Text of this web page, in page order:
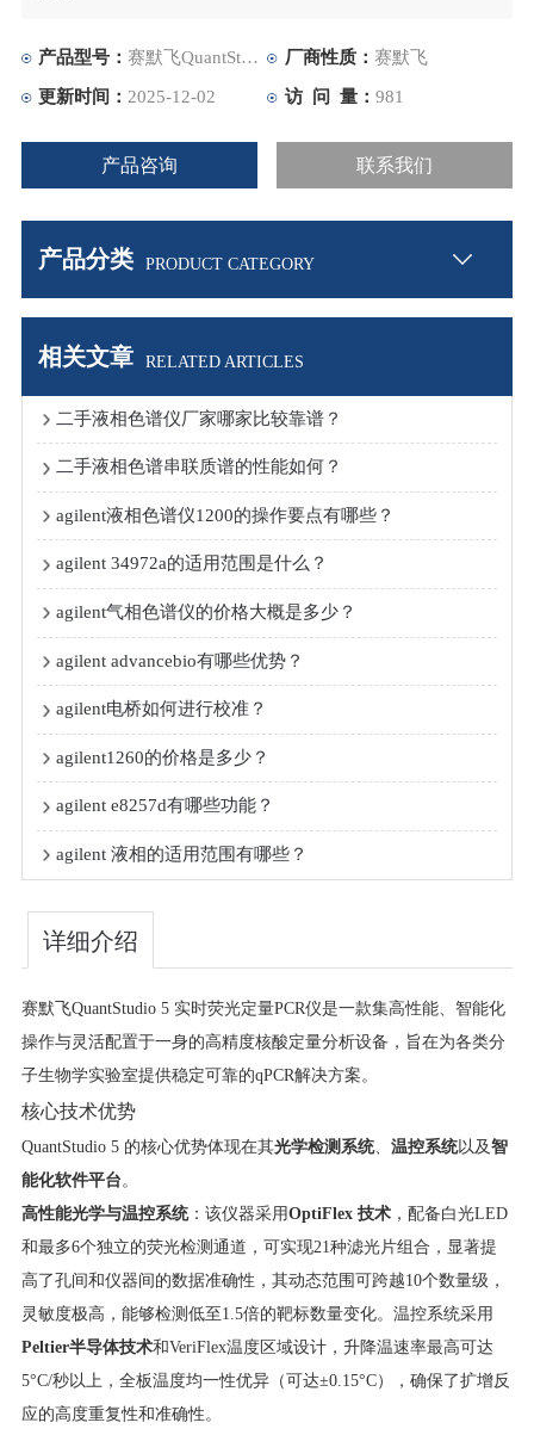
产品型号：赛默飞QuantStudio 5 实时荧光定量PCR仪 厂商性质： 赛默飞
更新时间：2025-12-02 访 问 量： 981
产品咨询 联系我们
产品分类 PRODUCT CATEGORY
相关文章 RELATED ARTICLES
二手液相色谱仪厂家哪家比较靠谱？
二手液相色谱串联质谱的性能如何？
agilent液相色谱仪1200的操作要点有哪些？
agilent 34972a的适用范围是什么？
agilent气相色谱仪的价格大概是多少？
agilent advancebio有哪些优势？
agilent电桥如何进行校准？
agilent1260的价格是多少？
agilent e8257d有哪些功能？
agilent 液相的适用范围有哪些？
详细介绍
赛默飞QuantStudio 5 实时荧光定量PCR仪是一款集高性能、智能化
操作与灵活配置于一身的高精度核酸定量分析设备，旨在为各类分
子生物学实验室提供稳定可靠的qPCR解决方案。
核心技术优势
QuantStudio 5 的核心优势体现在其光学检测系统、 温控系统以及智
能化软件平台 。
高性能光学与温控系统：该仪器采用OptiFlex 技术，配备白光LED
和最多6个独立的荧光检测通道，可实现21种滤光片组合，显著提
高了孔间和仪器间的数据准确性，其动态范围可跨越10个数量级，
灵敏度极高，能够检测低至1.5倍的靶标数量变化。温控系统采用
Peltier半导体技术和VeriFlex温度区域设计，升降温速率最高可达
5°C/秒以上，全板温度均一性优异（可达±0.15°C），确保了扩增反
应的高度重复性和准确性。